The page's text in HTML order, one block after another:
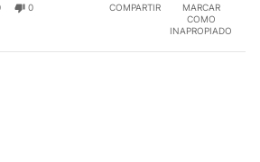
0 COMPARTIR
MARCAR
COMO
INAPROPIADO